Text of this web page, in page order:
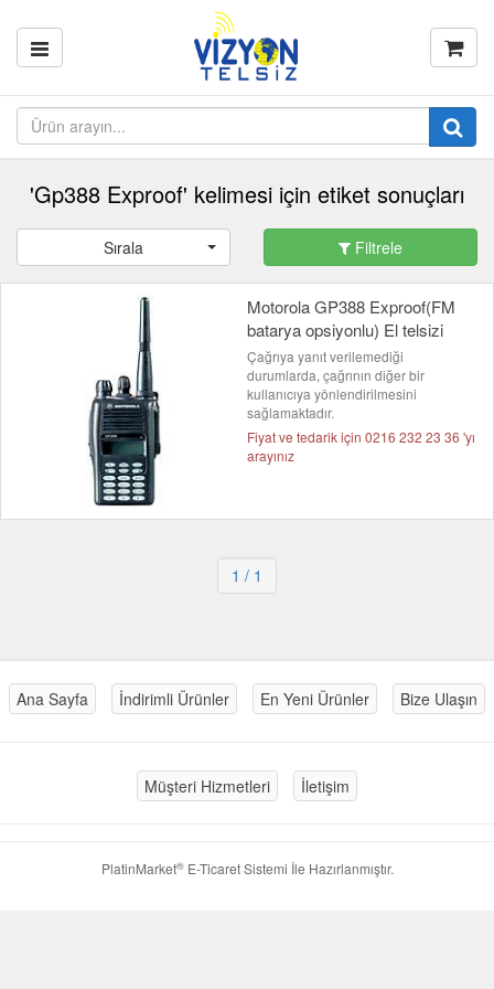
'Gp388 Exproof' kelimesi için etiket sonuçları
Sırala Filtrele
Motorola GP388 Exproof(FM
batarya opsiyonlu) El telsizi
Çağrıya yanıt verilemediği
durumlarda, çağrının diğer bir
kullanıcıya yönlendirilmesini
sağlamaktadır.
Fiyat ve tedarik için 0216 232 23 36 'yı
arayınız
1 / 1
Ana Sayfa İndirimli Ürünler En Yeni Ürünler Bize Ulaşın
Müşteri Hizmetleri İletişim
PlatinMarket®E-Ticaret Sistemi İle Hazırlanmıştır.